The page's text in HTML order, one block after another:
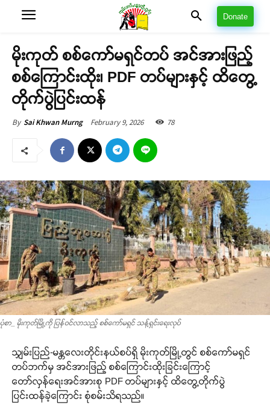
Donate
မိုးကုတ် စစ်ကော်မရှင်တပ် အင်အားဖြည့်
စစ်ကြောင်းထိုး၊ PDF တပ်များနှင့် ထိတွေ့
တိုက်ပွဲပြင်းထန်
By Sai Khwan Murng February 9, 2026 78
ပုံစာ_ မိုးကုတ်မြို့ကို ပြန်ဝင်လာသည့် စစ်ကော်မရှင် သန့်ရှင်းရေးလုပ်
သျှမ်းပြည်-မန္တလေးတိုင်းနယ်စပ်ရှိ မိုးကုတ်မြို့တွင် စစ်ကော်မရှင်
တပ်ဘက်မှ အင်အားဖြည့် စစ်ကြောင်းထိုးခြင်းကြောင့်
တော်လှန်ရေးအင်အားစု PDF တပ်များနှင့် ထိတွေ့တိုက်ပွဲ
ပြင်းထန်ခဲ့ကြောင်း စုံစမ်းသိရသည်။